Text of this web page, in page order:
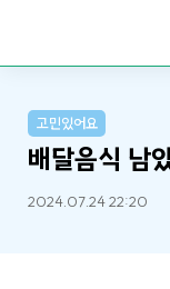
고민있어요
배달음식 남
2024.07.24 22:20